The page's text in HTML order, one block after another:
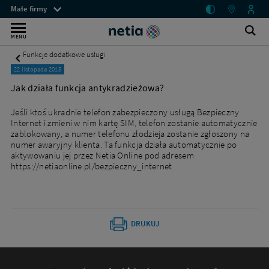
Jak
działa
funkcja
antykradzieżowa?
Małe
firmy
Menu
przestrzeni
klienckich
Małe firmy
MENU Internet
bez
dla
małych
firm
–
mobilny
lub
Wyszukiwarka
Funkcje dodatkowe usługi
22 listopada 2018
Jak działa funkcja antykradzieżowa?
Jeśli ktoś ukradnie telefon zabezpieczony usługą Bezpieczny
Internet i zmieni w nim kartę SIM, telefon zostanie automatycznie
zablokowany, a numer telefonu złodzieja zostanie zgłoszony na
numer awaryjny klienta. Ta funkcja działa automatycznie po
aktywowaniu jej przez Netia Online pod adresem
https://netiaonline.pl/bezpieczny_internet
DRUKUJ